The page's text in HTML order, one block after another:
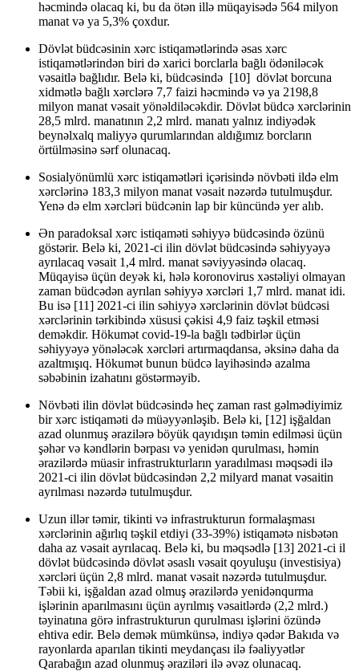
həcmində olacaq ki, bu da ötən illə müqayisədə 564 milyon
manat və ya 5,3% çoxdur.
Dövlət büdcəsinin xərc istiqamətlərində əsas xərc
istiqamətlərindən biri də xarici borclarla bağlı ödəniləcək
vəsaitlə bağlıdır. Belə ki, büdcəsində [10] dövlət borcuna
xidmətlə bağlı xərclərə 7,7 faizi həcmində və ya 2198,8
milyon manat vəsait yönəldiləcəkdir. Dövlət büdcə xərclərinin
28,5 mlrd. manatının 2,2 mlrd. manatı yalnız indiyədək
beynəlxalq maliyyə qurumlarından aldığımız borcların
örtülməsinə sərf olunacaq.
Sosialyönümlü xərc istiqamətləri içərisində növbəti ildə elm
xərclərinə 183,3 milyon manat vəsait nəzərdə tutulmuşdur.
Yenə də elm xərcləri büdcənin lap bir küncündə yer alıb.
Ən paradoksal xərc istiqaməti səhiyyə büdcəsində özünü
göstərir. Belə ki, 2021-ci ilin dövlət büdcəsində səhiyyəyə
ayrılacaq vəsait 1,4 mlrd. manat səviyyəsində olacaq.
Müqayisə üçün deyək ki, hələ koronovirus xəstəliyi olmayan
zaman büdcədən ayrılan səhiyyə xərcləri 1,7 mlrd. manat idi.
Bu isə [11] 2021-ci ilin səhiyyə xərclərinin dövlət büdcəsi
xərclərinin tərkibində xüsusi çəkisi 4,9 faiz təşkil etməsi
deməkdir. Hökumət covid-19-la bağlı tədbirlər üçün
səhiyyəyə yönələcək xərcləri artırmaqdansa, əksinə daha da
azaltmışıq. Hökumət bunun büdcə layihəsində azalma
səbəbinin izahatını göstərməyib.
Növbəti ilin dövlət büdcəsində heç zaman rast gəlmədiyimiz
bir xərc istiqaməti də müəyyənləşib. Belə ki, [12] işğaldan
azad olunmuş ərazilərə böyük qayıdışın təmin edilməsi üçün
şəhər və kəndlərin bərpası və yenidən qurulması, həmin
ərazilərdə müasir infrastrukturların yaradılması məqsədi ilə
2021-ci ilin dövlət büdcəsindən 2,2 milyard manat vəsaitin
ayrılması nəzərdə tutulmuşdur.
Uzun illər təmir, tikinti və infrastrukturun formalaşması
xərclərinin ağırlıq təşkil etdiyi (33-39%) istiqamətə nisbətən
daha az vəsait ayrılacaq. Belə ki, bu məqsədlə [13] 2021-ci il
dövlət büdcəsində dövlət əsaslı vəsait qoyuluşu (investisiya)
xərcləri üçün 2,8 mlrd. manat vəsait nəzərdə tutulmuşdur.
Təbii ki, işğaldan azad olmuş ərazilərdə yenidənqurma
işlərinin aparılmasını üçün ayrılmış vəsaitlərdə (2,2 mlrd.)
təyinatına görə infrastrukturun qurulması işlərini özündə
ehtiva edir. Belə demək mümkünsə, indiyə qədər Bakıda və
rayonlarda aparılan tikinti meydançası ilə fəaliyyətlər
Qarabağın azad olunmuş əraziləri ilə əvəz olunacaq.